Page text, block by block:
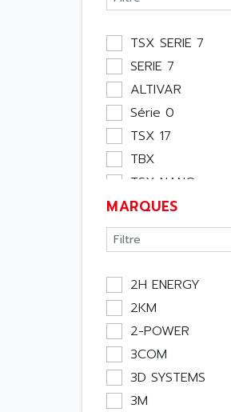
Memoire
Module Métier
Moteur
Pupitre Opérateur
Rack
Etude
Software
Variateur
Actif
Consommable
Energie
Optoélectronique
Passif
Bureau
Emballage
Informatique
TSX SERIE 7
SERIE 7
ALTIVAR
Série 0
TSX 17
TBX
TSX NANO
TSX PREMIUM
ASI
APRIL 5000
XUD
TSX MICRO
MAGELIS
TCCX
CCX17
TELEFAST
MARQUES
2H ENERGY
2KM
2-POWER
3COM
3D SYSTEMS
3M